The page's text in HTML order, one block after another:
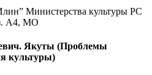
Министерства культуры РС
А4, МО
Якуты (Проблемы
культуры)